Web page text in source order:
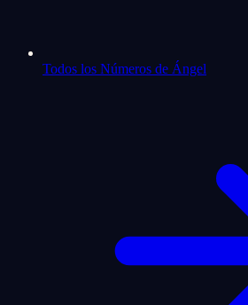
Todos los Números de Ángel